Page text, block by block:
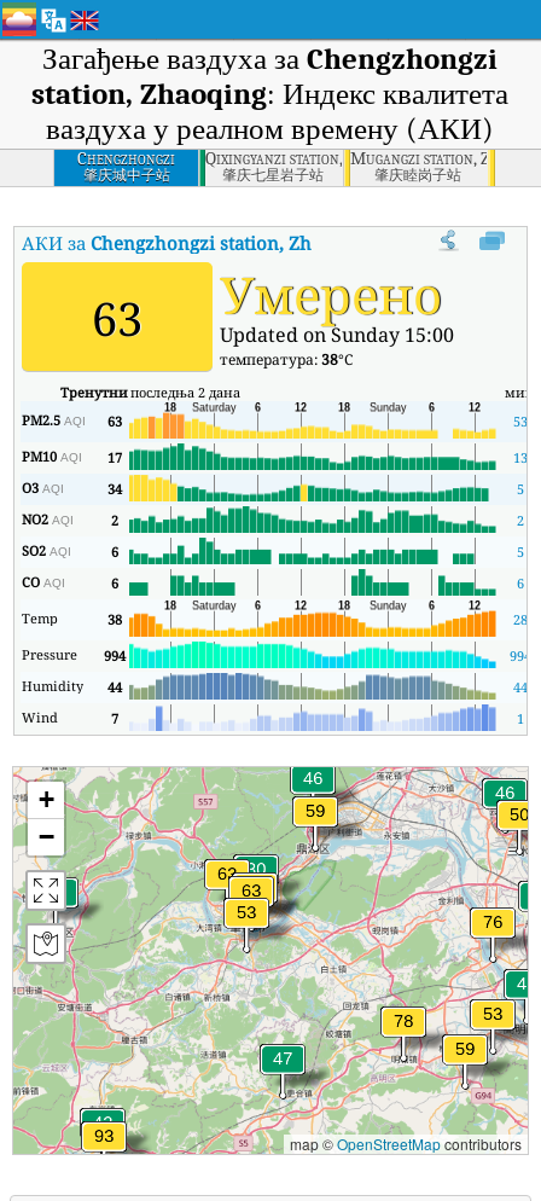
Загађење ваздуха заChengzhongzi
station, Zhaoqing: Индекс квалитета
ваздуха у реалном времену (АКИ)
Chengzhongzi
station, Zhaoqing
肇庆城中子站
Qixingyanzi station, Zhaoqing
肇庆七星岩子站
Mugangzi station,
肇庆睦岗子站
АКИ заChengzhongzi station, Zhaoqing Индекс квалитета
63 Умерено
Updated on Sunday 15:00
температура:38°C
Тренутнипоследња 2 дана мин
PM2.5AQI 63
53
PM10AQI 17
13
O3AQI 34
5
NO2AQI 2
2
SO2AQI 6
5
COAQI 6
6
Temp
38
28
Pressure
994 994
Humidity
44
44
Wind
7 1
+
−
map ©OpenStreetMapcontributors